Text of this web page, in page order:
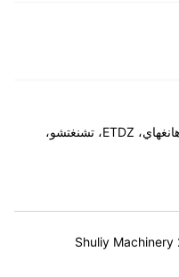
ساحة تشنغشانغ جينغكاي، طريق شرق هانغهاي، ETDZ، تشنغتشو،